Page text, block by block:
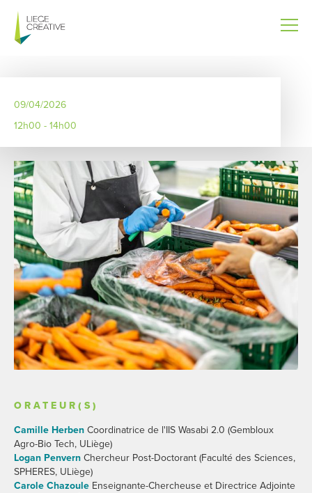
contenu
principal
09/04/2026
12h00 - 14h00
ORATEUR(S)
Camille Herben Coordinatrice de l'IIS Wasabi 2.0 (Gembloux
Agro-Bio Tech, ULiège)
Logan Penvern Chercheur Post-Doctorant (Faculté des Sciences,
SPHERES, ULiège)
Carole Chazoule Enseignante-Chercheuse et Directrice Adjointe